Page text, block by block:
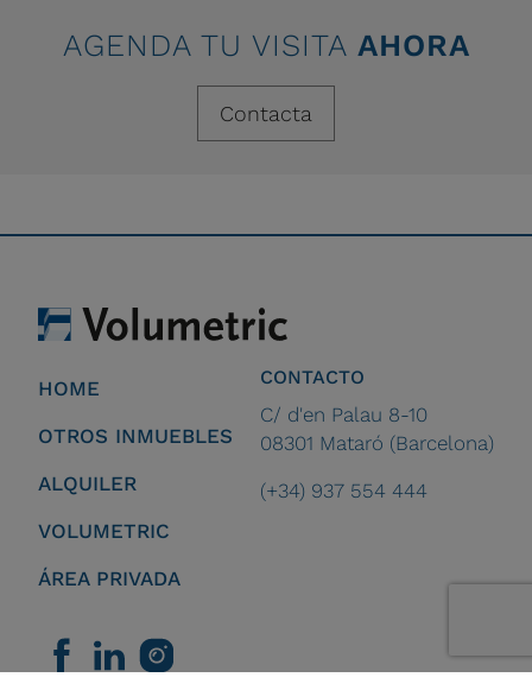
AGENDA TU VISITA AHORA
Contacta
HOME
OTROS INMUEBLES
ALQUILER
VOLUMETRIC
ÁREA PRIVADA
CONTACTO
C/ d'en Palau 8-10
08301 Mataró (Barcelona)
(+34) 937 554 444